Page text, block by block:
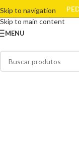
Skip to navigation
Skip to main content
MENU